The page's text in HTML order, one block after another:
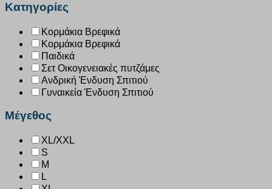
Κατηγορίες
Κορμάκια Βρεφικά
Κορμάκια Βρεφικά
Παιδικά
Σετ Οικογενειακές πυτζάμες
Ανδρική Ένδυση Σπιτιού
Γυναικεία Ένδυση Σπιτιού
Μέγεθος
XL/XXL
S
M
L